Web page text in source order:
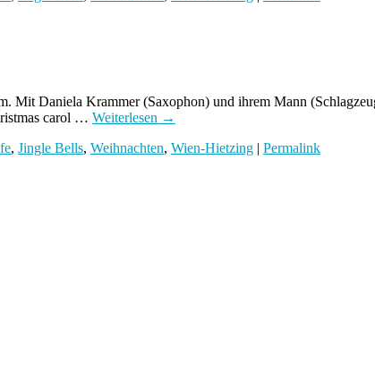
Mit Daniela Krammer (Saxophon) und ihrem Mann
carol … Weiterlesen →
, Jingle Bells, Weihnachten, Wien-Hietzing | Permalink